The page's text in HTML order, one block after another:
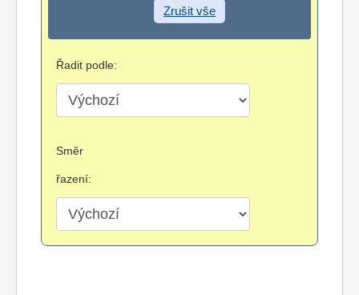
Zrušit vše
Řadit podle:
Směr
řazení: